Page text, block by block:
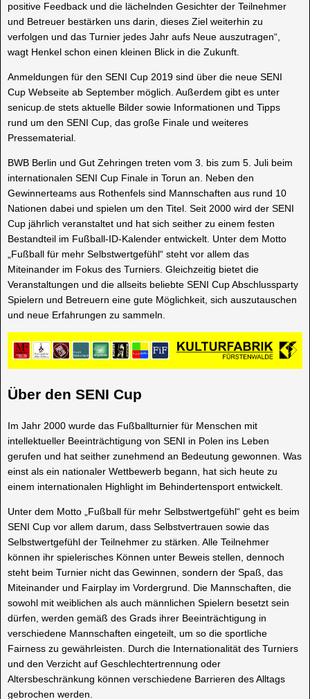
positive Feedback und die lächelnden Gesichter der Teilnehmer
und Betreuer bestärken uns darin, dieses Ziel weiterhin zu
verfolgen und das Turnier jedes Jahr aufs Neue auszutragen“,
wagt Henkel schon einen kleinen Blick in die Zukunft.
Anmeldungen für den SENI Cup 2019 sind über die neue SENI
Cup Webseite ab September möglich. Außerdem gibt es unter
senicup.de stets aktuelle Bilder sowie Informationen und Tipps
rund um den SENI Cup, das große Finale und weiteres
Pressematerial.
BWB Berlin und Gut Zehringen treten vom 3. bis zum 5. Juli beim
internationalen SENI Cup Finale in Torun an. Neben den
Gewinnerteams aus Rothenfels sind Mannschaften aus rund 10
Nationen dabei und spielen um den Titel. Seit 2000 wird der SENI
Cup jährlich veranstaltet und hat sich seither zu einem festen
Bestandteil im Fußball-ID-Kalender entwickelt. Unter dem Motto
„Fußball für mehr Selbstwertgefühl“ steht vor allem das
Miteinander im Fokus des Turniers. Gleichzeitig bietet die
Veranstaltungen und die allseits beliebte SENI Cup Abschlussparty
Spielern und Betreuern eine gute Möglichkeit, sich auszutauschen
und neue Erfahrungen zu sammeln.
Über den SENI Cup
Im Jahr 2000 wurde das Fußballturnier für Menschen mit
intellektueller Beeinträchtigung von SENI in Polen ins Leben
gerufen und hat seither zunehmend an Bedeutung gewonnen. Was
einst als ein nationaler Wettbewerb begann, hat sich heute zu
einem internationalen Highlight im Behindertensport entwickelt.
Unter dem Motto „Fußball für mehr Selbstwertgefühl“ geht es beim
SENI Cup vor allem darum, dass Selbstvertrauen sowie das
Selbstwertgefühl der Teilnehmer zu stärken. Alle Teilnehmer
können ihr spielerisches Können unter Beweis stellen, dennoch
steht beim Turnier nicht das Gewinnen, sondern der Spaß, das
Miteinander und Fairplay im Vordergrund. Die Mannschaften, die
sowohl mit weiblichen als auch männlichen Spielern besetzt sein
dürfen, werden gemäß des Grads ihrer Beeinträchtigung in
verschiedene Mannschaften eingeteilt, um so die sportliche
Fairness zu gewährleisten. Durch die Internationalität des Turniers
und den Verzicht auf Geschlechtertrennung oder
Altersbeschränkung können verschiedene Barrieren des Alltags
gebrochen werden.